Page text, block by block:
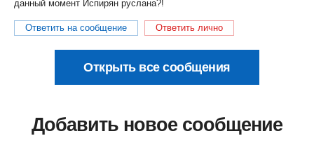
данный момент Испирян руслана?!
Ответить на сообщение Ответить лично
Открыть все сообщения
Добавить новое сообщение